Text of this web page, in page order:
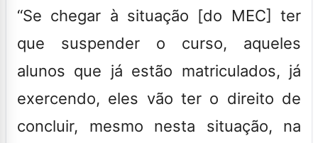
“Se chegar à situação [do MEC] ter
que suspender o curso, aqueles
alunos que já estão matriculados, já
exercendo, eles vão ter o direito de
concluir, mesmo nesta situação, na